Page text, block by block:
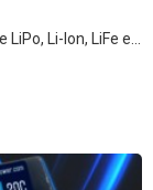
Li-Ion, LiFe e...